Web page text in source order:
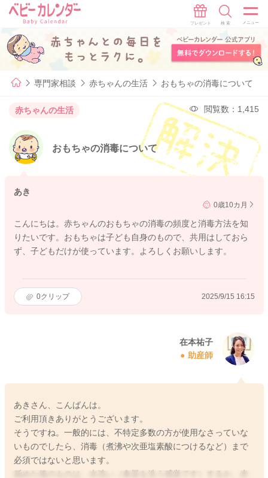
専門家相談 赤ちゃんの生活 おもちゃの消毒について
赤ちゃんの生活 閲覧数：1,415
おもちゃの消毒について
あき
0歳10カ月
こんにちは。赤ちゃんのおもちゃの消毒の頻度と消毒方法を知
りたいです。おもちゃは子ども自身のもので、共用はしておら
ず、子どもだけが使っています。よろしくお願いします。
0クリップ 2025/9/15 16:15
在本祐子
助産師
あきさん、こんばんは。
ご利用頂きありがとうございます。
そうですね。一般的には、不特定多数の方が使用なさっていな
いものでしたら、消毒（煮沸や次亜塩素酸につけるなど）まで
必須ではないと思います。
舐めた後のものは、水洗い（食器を洗う感覚です）するか、赤